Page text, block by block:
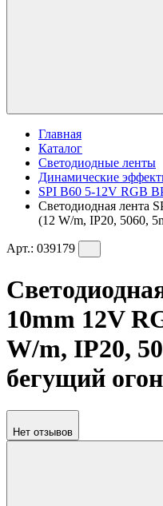
Главная
Каталог
Светодиодные ленты
Динамические
SPI B60 5-12V RGB
Светодиодная лента
(12 W/m, IP20, 5060,
Арт.: 039179
10mm 12V
W/m, IP20,
бегущий
Нет отзывов